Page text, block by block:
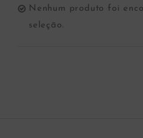
Nenhum produto foi
seleção.